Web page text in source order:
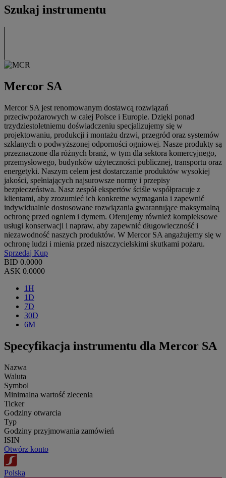
Szukaj instrumentu
Mercor SA
Mercor SA jest renomowanym dostawcą rozwiązań
przeciwpożarowych w całej Polsce i Europie. Dzięki ponad
trzydziestoletniemu doświadczeniu specjalizujemy się w
projektowaniu, produkcji i montażu drzwi, przegród oraz systemów
szklanych o podwyższonej odporności ogniowej. Nasze produkty są
przeznaczone dla różnych branż, w tym dla sektora komercyjnego,
przemysłowego, budynków użyteczności publicznej, transportu oraz
energetyki. Naszym celem jest dostarczanie produktów wysokiej
jakości, spełniających najsurowsze normy i przepisy
bezpieczeństwa. Nasz zespół ekspertów ściśle współpracuje z
klientami, aby zrozumieć ich konkretne wymagania i zapewnić
indywidualnie dostosowane rozwiązania gwarantujące maksymalną
ochronę przed ogniem i dymem. Oferujemy również kompleksowe
usługi konserwacji i napraw, aby zapewnić długowieczność i
niezawodność naszych produktów. W Mercor SA angażujemy się w
ochronę ludzi i mienia przed niszczycielskimi skutkami pożaru.
Sprzedaj Kup
BID 0.0000
ASK 0.0000
1H
1D
7D
30D
6M
Specyfikacja instrumentu dla Mercor SA
Nazwa
Waluta
Symbol
Minimalna wartość zlecenia
Ticker
Godziny otwarcia
Typ
Godziny przyjmowania zamówień
ISIN
Otwórz konto
Polska